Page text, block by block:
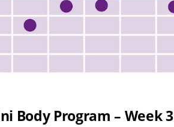
Body Program – Week 3